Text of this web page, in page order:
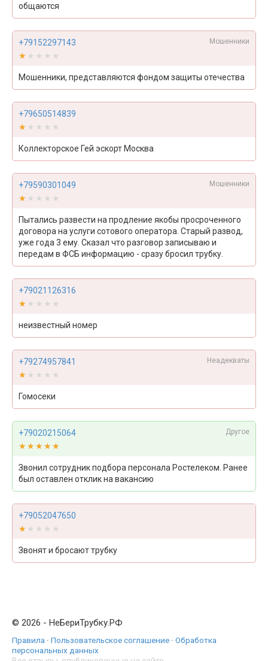
общаются
+79152297143 Мошенники
★★★★★
★★★★★
Мошенники, представляются фондом защиты отечества
+79650514839
★★★★★
★★★★★
Коллекторское Гей эскорт Москва
+79590301049 Мошенники
★★★★★
★★★★★
Пытались развести на продление якобы просроченного
договора на услуги сотового оператора. Старый развод,
уже года 3 ему. Сказал что разговор записываю и
передам в ФСБ информацию - сразу бросил трубку.
+79021126316
★★★★★
★★★★★
неизвестный номер
+79274957841 Неадекваты
★★★★★
★★★★★
Гомосеки
+79020215064 Другое
★★★★★
★★★★★
Звонил сотрудник подбора персонала Ростелеком. Ранее
был оставлен отклик на вакансию
+79052047650
★★★★★
★★★★★
Звонят и бросают трубку
© 2026 - НеБериТрубку.РФ
Правила · Пользовательское соглашение · Обработка
персональных данных